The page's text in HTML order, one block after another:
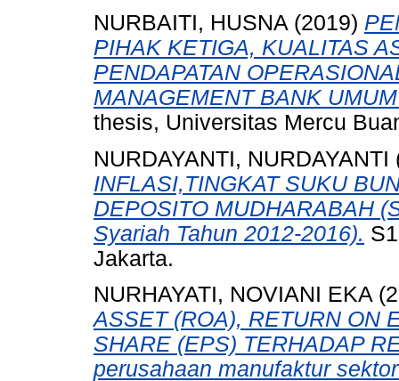
NURBAITI, HUSNA (2019)
PIHAK KETIGA, KUALITAS
PENDAPATAN
MANAGEMENT BANK
thesis, Universitas Mercu
NURDAYANTI, NURDAYANTI
INFLASI,TINGKAT SUKU
DEPOSITO MUDHARABAH
Syariah Tahun 2012-2016).
Jakarta.
NURHAYATI, NOVIANI EKA
ASSET (ROA), RETURN ON
SHARE (EPS) TERHADAP
perusahaan manufaktur